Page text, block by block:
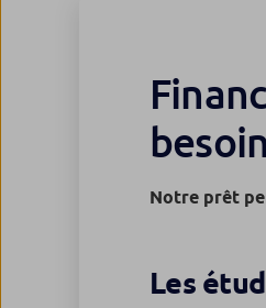
Notre prêt
Les